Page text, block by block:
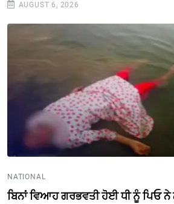
AUGUST 6, 2026
NATIONAL
ਬਿਨਾਂ ਵਿਆਹ ਗਰਭਵਤੀ ਹੋਈ ਧੀ ਨੂੰ ਪਿਓ ਨੇ